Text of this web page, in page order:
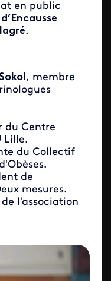
en public
.
, membre
du Centre
Lille.
du Collectif
de
mesures.
l'association